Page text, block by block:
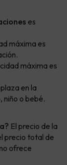
es
máxima es
máxima es
en la
niño o bebé.
El precio de la
precio total de
ofrece